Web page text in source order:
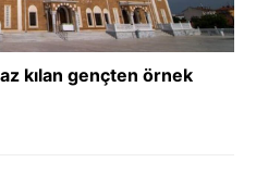
kılan gençten örnek